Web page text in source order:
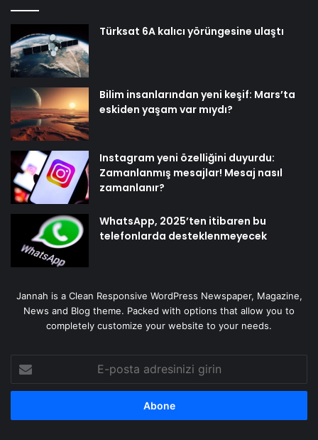
Türksat 6A kalıcı yörüngesine ulaştı
Bilim insanlarından yeni keşif: Mars’ta
eskiden yaşam var mıydı?
Instagram yeni özelliğini duyurdu:
Zamanlanmış mesajlar! Mesaj nasıl
zamanlanır?
WhatsApp, 2025’ten itibaren bu
telefonlarda desteklenmeyecek
Jannah is a Clean Responsive WordPress Newspaper, Magazine,
News and Blog theme. Packed with options that allow you to
completely customize your website to your needs.
posta
adresinizi